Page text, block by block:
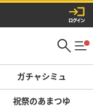
ガチャシミュ
祝祭のあまつゆ